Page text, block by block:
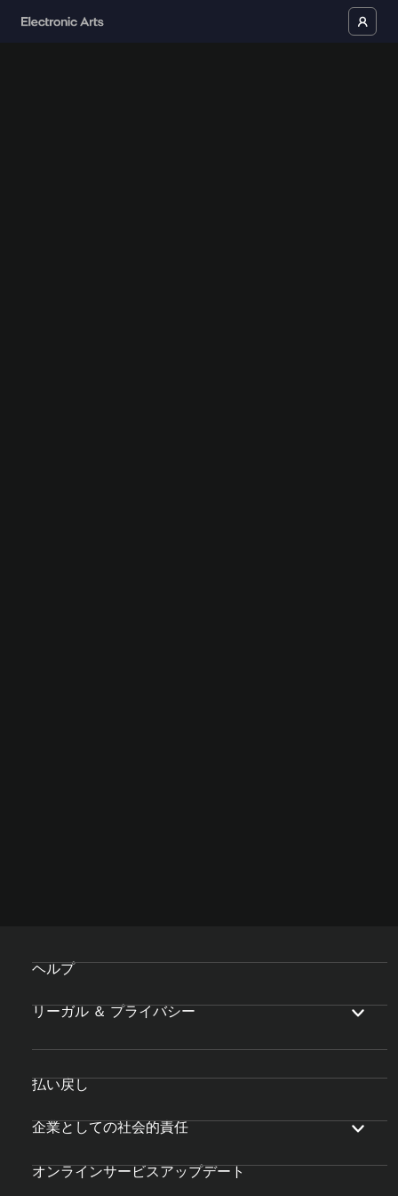
ヘルプ
リーガル ＆ プライバシー
払い戻し
企業としての社会的責任
オンラインサービスアップデート